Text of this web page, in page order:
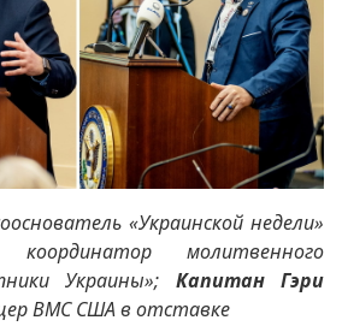
«Украинской недели»
молитвенного
Украины»; Капитан Гэри
ВМС США в отставке